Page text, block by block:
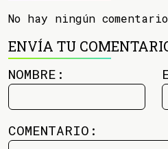
No hay ningún
ENVÍA TU
NOMBRE:
COMENTARIO: